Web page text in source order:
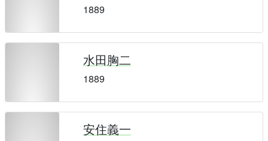
1889
水田胸二
1889
安住義一